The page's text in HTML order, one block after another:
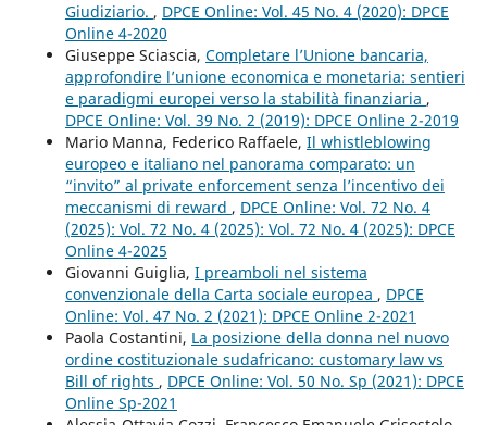
Giudiziario. , DPCE Online: Vol. 45 No. 4 (2020): DPCE
Online 4-2020
Giuseppe Sciascia, Completare l’Unione bancaria,
approfondire l’unione economica e monetaria: sentieri
e paradigmi europei verso la stabilità finanziaria ,
DPCE Online: Vol. 39 No. 2 (2019): DPCE Online 2-2019
Mario Manna, Federico Raffaele, Il whistleblowing
europeo e italiano nel panorama comparato: un
“invito” al private enforcement senza l’incentivo dei
meccanismi di reward , DPCE Online: Vol. 72 No. 4
(2025): Vol. 72 No. 4 (2025): Vol. 72 No. 4 (2025): DPCE
Online 4-2025
Giovanni Guiglia, I preamboli nel sistema
convenzionale della Carta sociale europea , DPCE
Online: Vol. 47 No. 2 (2021): DPCE Online 2-2021
Paola Costantini, La posizione della donna nel nuovo
ordine costituzionale sudafricano: customary law vs
Bill of rights , DPCE Online: Vol. 50 No. Sp (2021): DPCE
Online Sp-2021